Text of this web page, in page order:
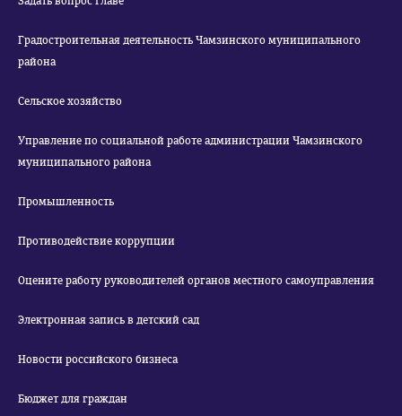
Градостроительная деятельность Чамзинского муниципального
района
Сельское хозяйство
Управление по социальной работе администрации Чамзинского
муниципального района
Промышленность
Противодействие коррупции
Оцените работу руководителей органов местного самоуправления
Электронная запись в детский сад
Новости российского бизнеса
Бюджет для граждан